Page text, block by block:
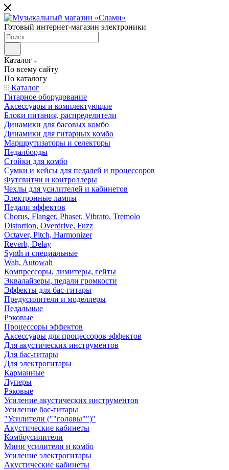
Готовый интернет-магазин электроники
Каталог
По всему сайту
По каталогу
Каталог
Гитарное оборудование
Аксессуары и комплектующие
Блоки питания, распределители
Динамики для басовых комбо
Динамики для гитарных комбо
Маршрутизаторы и селекторы
Педалборды
Стойки для комбо
Сумки и кейсы для педалей и процессоров
Футсвитчи и контроллеры
Чехлы для усилителей и кабинетов
Электронные лампы
Педали эффектов
Chorus, Flanger, Phaser, Vibrato, Tremolo
Distortion, Overdrive, Fuzz
Octaver, Pitch, Harmonizer
Reverb, Delay
Synth и специальные
Wah, Autowah
Компрессоры, лимитеры, гейты
Эквалайзеры, педали громкости
Эффекты для бас-гитары
Предусилители и моделлеры
Педальные
Рэковые
Процессоры эффектов
Аксессуары для процессоров эффектов
Для акустических инструментов
Для бас-гитары
Для электрогитары
Карманные
Луперы
Рэковые
Усиление акустических инструментов
Усиление бас-гитары
"Усилители (""головы"")"
Акустические кабинеты
Комбоусилители
Мини усилители и комбо
Усиление электрогитары
Акустические кабинеты